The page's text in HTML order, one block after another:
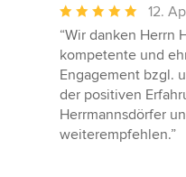
Durchschnittliche
Bewertung:
5
von
5
Sternen
12.
“Wir danken Herrn
kompetente und
Engagement bzgl.
der positiven
Herrmannsdörfer
weiterempfehlen.”